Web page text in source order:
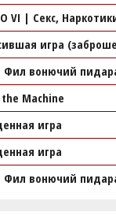
VI | Секс,
игра
Фил вонючий
Machine
игра
игра
Фил вонючий